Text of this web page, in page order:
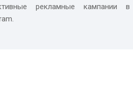
рекламные кампании в